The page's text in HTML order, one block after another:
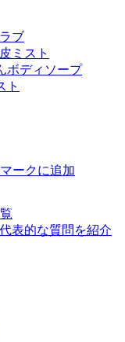
ブ
ミスト
ボディソープ
ト